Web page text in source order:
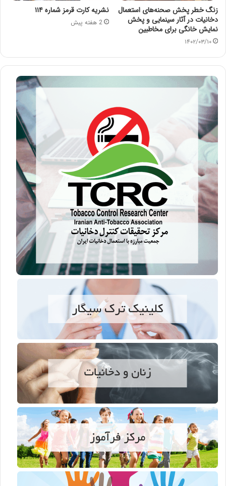
زنگ خطر پخش صحنه‌های استعمال
دخانیات در آثار سینمایی و پخش
نمایش خانگی برای مخاطبین
۱۴۰۲/۰۳/۱۰
نشریه کارت قرمز شماره ۱۱۴
2 هفته پیش